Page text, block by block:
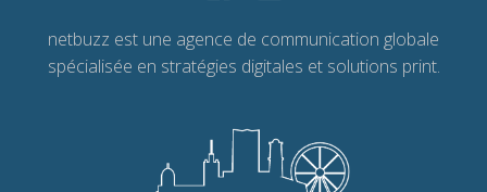
netbuzz est une agence de communication globale
spécialisée en stratégies digitales et solutions print.